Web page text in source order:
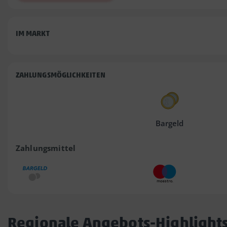
IM MARKT
ZAHLUNGSMÖGLICHKEITEN
Bargeld
Zahlungsmittel
Regionale Angebots-